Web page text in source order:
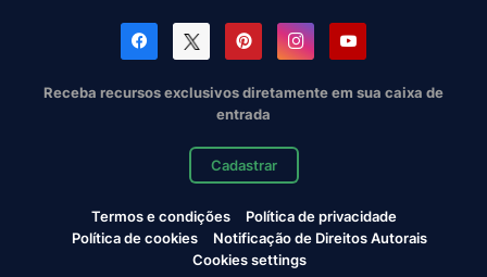
Receba recursos exclusivos diretamente em sua caixa de
entrada
Cadastrar
Termos e condições
Política de privacidade
Política de cookies
Notificação de Direitos Autorais
Cookies settings